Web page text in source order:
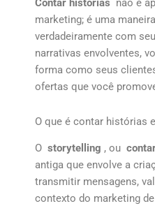
Contar histórias não é
marketing; é uma
verdadeiramente com
narrativas envolventes,
forma como seus
ofertas que você
O que é contar histórias
O storytelling , ou
antiga que envolve a
transmitir mensagens,
contexto do marketing